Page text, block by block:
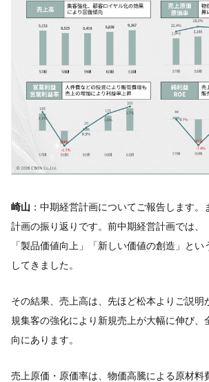
崎山 ：中期経営計画についてご報告します
計画の振り返りです。前中期経営計画では、
「製品価値向上」「新しい価値の創造」と
してきました。
その結果、売上高は、先ほど松本よりご説明
規集客の強化により新規売上が大幅に伸び、
向にあります。
売上原価・原価率は、物価高騰による原材料